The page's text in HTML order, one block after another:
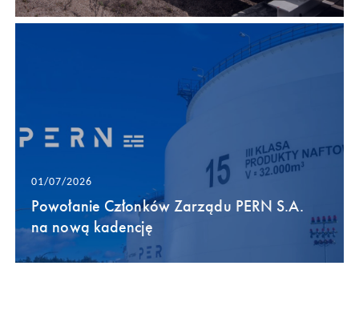
01/07/2026
Powołanie Członków Zarządu PERN S.A.
na nową kadencję